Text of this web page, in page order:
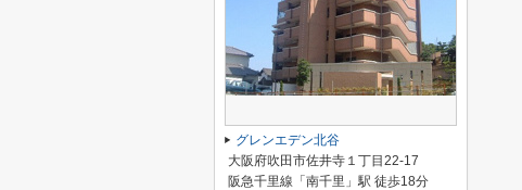
グレンエデン北谷
大阪府吹田市佐井寺１丁目22-17
阪急千里線「南千里」駅 徒歩18分